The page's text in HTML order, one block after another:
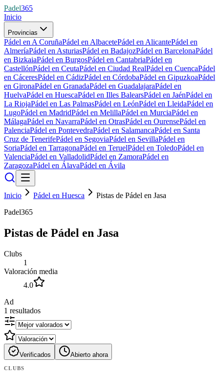
Padel365
Inicio
Provincias
Pádel en A CoruñaPádel en AlbacetePádel en AlicantePádel en
AlmeríaPádel en AsturiasPádel en BadajozPádel en BarcelonaPádel
en BizkaiaPádel en BurgosPádel en CantabriaPádel en
CastellónPádel en CeutaPádel en Ciudad RealPádel en CuencaPádel
en CáceresPádel en CádizPádel en CórdobaPádel en GipuzkoaPádel
en GironaPádel en GranadaPádel en GuadalajaraPádel en
HuelvaPádel en HuescaPádel en Illes BalearsPádel en JaénPádel en
La RiojaPádel en Las PalmasPádel en LeónPádel en LleidaPádel en
LugoPádel en MadridPádel en MelillaPádel en MurciaPádel en
MálagaPádel en NavarraPádel en OtrasPádel en OurensePádel en
PalenciaPádel en PontevedraPádel en SalamancaPádel en Santa
Cruz de TenerifePádel en SegoviaPádel en SevillaPádel en
SoriaPádel en TarragonaPádel en TeruelPádel en ToledoPádel en
ValenciaPádel en ValladolidPádel en ZamoraPádel en
ZaragozaPádel en ÁlavaPádel en Ávila
Inicio Pádel en Huesca
Pistas de Pádel en Jasa
Padel365
Pistas de Pádel en Jasa
Clubs
1
Valoración media
4.0
Ad
1 resultados
Verificados Abierto ahora
CLUBS